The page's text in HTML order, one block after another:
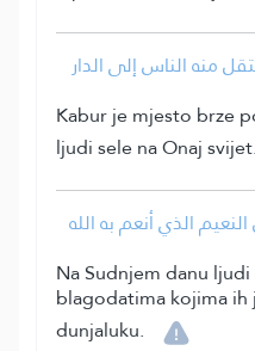
منه الناس إلى الدار
Kabur je mjesto brze
ljudi sele na Onaj svijet.
الذي أنعم به الله
Na Sudnjem danu
blagodatima kojima ih
dunjaluku.